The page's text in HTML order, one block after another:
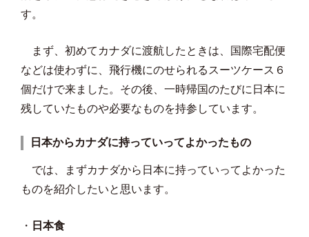
カナダ初回渡航時に必要なもの
カナダに渡航後に困ったこと
す。
まず、初めてカナダに渡航したときは、国際宅配便
などは使わずに、飛行機にのせられるスーツケース６
個だけで来ました。その後、一時帰国のたびに日本に
残していたものや必要なものを持参しています。
日本からカナダに持っていってよかったもの
では、まずカナダから日本に持っていってよかった
ものを紹介したいと思います。
・ 日本食